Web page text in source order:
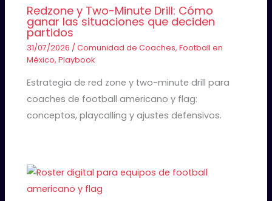
Redzone y Two-Minute Drill: Cómo
ganar las situaciones que deciden
partidos
31/07/2026 /Comunidad de Coaches,Football en
México,Playbook
Estrategia de red zone y two-minute drill para
coaches de football americano y flag:
conceptos, playcalling y ajustes defensivos.